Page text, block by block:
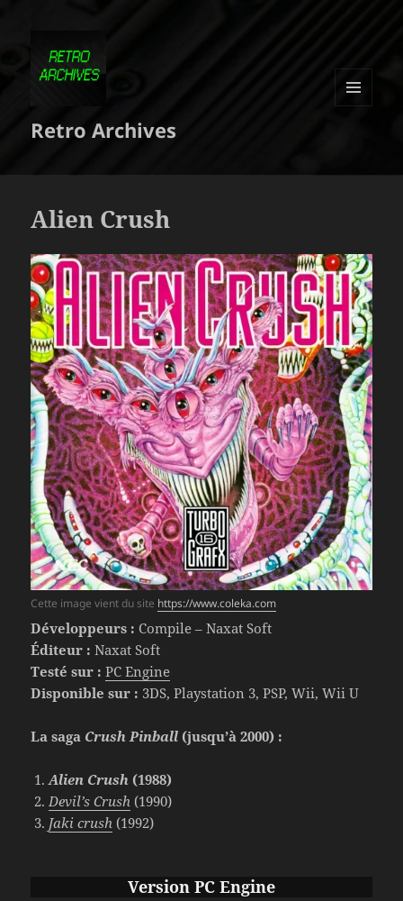
Retro Archives
Alien Crush
Cette image vient du site https://www.coleka.com
Développeurs : Compile – Naxat Soft
Éditeur : Naxat Soft
Testé sur : PC Engine
Disponible sur : 3DS, Playstation 3, PSP, Wii, Wii U
La saga Crush Pinball (jusqu’à 2000) :
Alien Crush (1988)
Devil’s Crush (1990)
Jaki crush (1992)
Version PC Engine